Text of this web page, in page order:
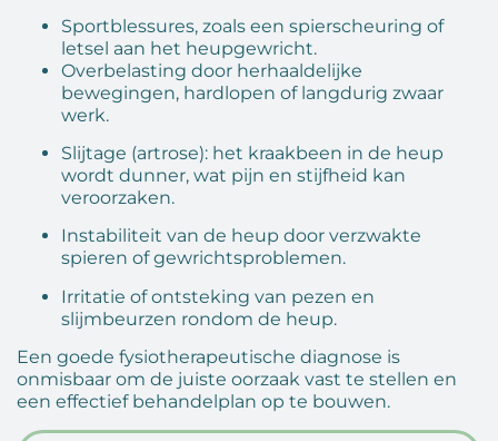
Sportblessures, zoals een spierscheuring of
letsel aan het heupgewricht.
Overbelasting door herhaaldelijke
bewegingen, hardlopen of langdurig zwaar
werk.
Slijtage (artrose): het kraakbeen in de heup
wordt dunner, wat pijn en stijfheid kan
veroorzaken.
Instabiliteit van de heup door verzwakte
spieren of gewrichtsproblemen.
Irritatie of ontsteking van pezen en
slijmbeurzen rondom de heup.
Een goede fysiotherapeutische diagnose is
onmisbaar om de juiste oorzaak vast te stellen en
een effectief behandelplan op te bouwen.